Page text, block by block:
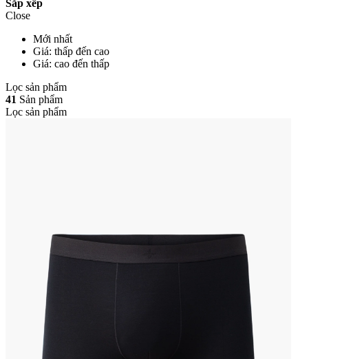
Sắp xếp
Close
Mới nhất
Giá: thấp đến cao
Giá: cao đến thấp
Lọc sản phẩm
41 Sản phẩm
Lọc sản phẩm